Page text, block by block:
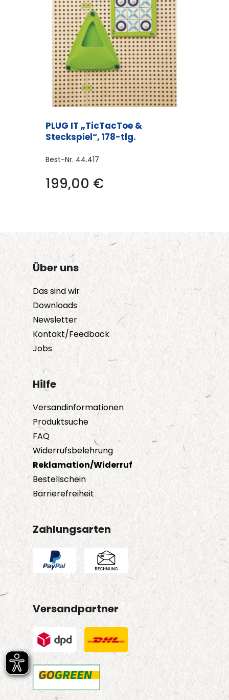
PLUG IT „TicTacToe &
Steckspiel“, 178-tlg.
Best-Nr. 44.417
199,00 €
Über uns
Das sind wir
Downloads
Newsletter
Kontakt/Feedback
Jobs
Hilfe
Versandinformationen
Produktsuche
FAQ
Widerrufsbelehrung
Reklamation/Widerruf
Bestellschein
Barrierefreiheit
Zahlungsarten
Versandpartner